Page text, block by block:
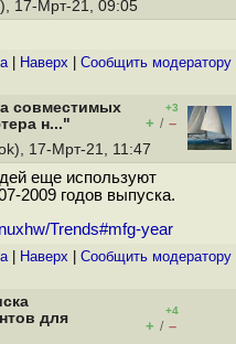
17-Мрт-21, 09:05
| Наверх Cообщить модератору
совместимых
н..."
+3
+ / –
17-Мрт-21, 11:47
еще используют
2009 годов выпуска.
Trends#mfg-year
| Наверх Cообщить модератору
для
+4
+ / –